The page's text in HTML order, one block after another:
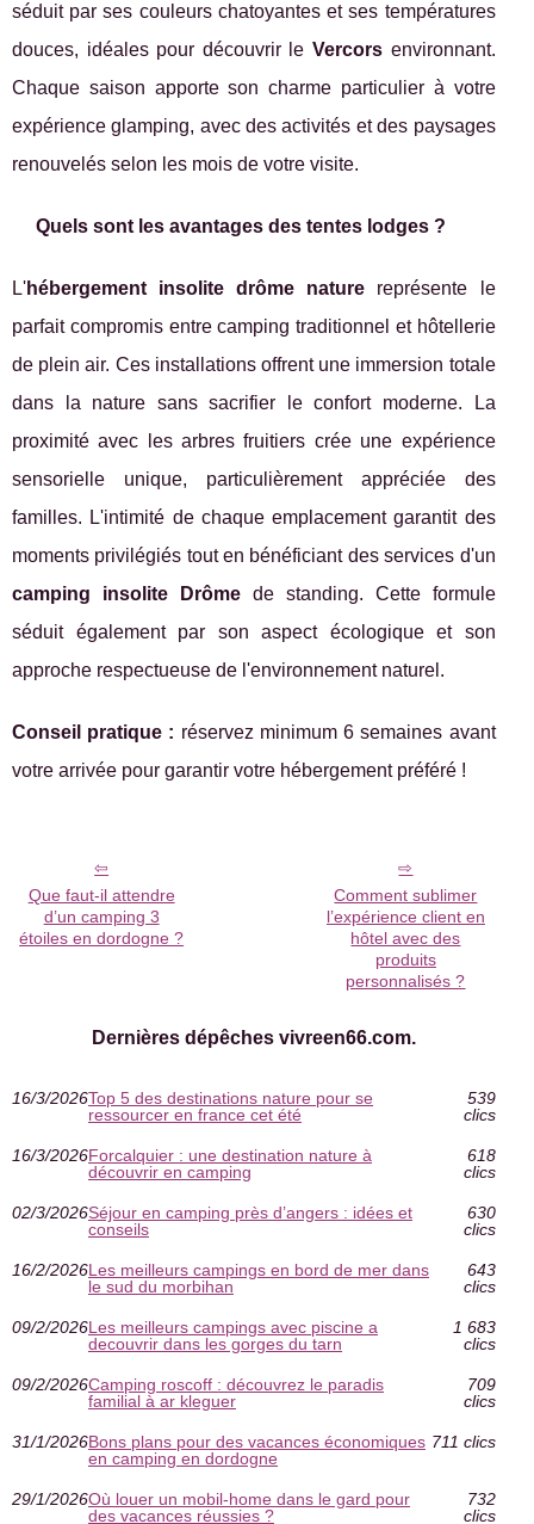
séduit par ses couleurs chatoyantes et ses températures
douces, idéales pour découvrir le Vercors environnant.
Chaque saison apporte son charme particulier à votre
expérience glamping, avec des activités et des paysages
renouvelés selon les mois de votre visite.
Quels sont les avantages des tentes lodges ?
L'hébergement insolite drôme nature représente le
parfait compromis entre camping traditionnel et hôtellerie
de plein air. Ces installations offrent une immersion totale
dans la nature sans sacrifier le confort moderne. La
proximité avec les arbres fruitiers crée une expérience
sensorielle unique, particulièrement appréciée des
familles. L'intimité de chaque emplacement garantit des
moments privilégiés tout en bénéficiant des services d'un
camping insolite Drômede standing. Cette formule
séduit également par son aspect écologique et son
approche respectueuse de l'environnement naturel.
Conseil pratique : réservez minimum 6 semaines avant
votre arrivée pour garantir votre hébergement préféré !
Que faut-il attendre
d’un camping 3
étoiles en dordogne ?
Comment sublimer
l’expérience client en
hôtel avec des
produits
personnalisés ?
Dernières dépêches vivreen66.com.
16/3/2026Top 5 des destinations nature pour se
ressourcer en france cet été
539
clics
16/3/2026Forcalquier : une destination nature à
découvrir en camping
618
clics
02/3/2026Séjour en camping près d’angers : idées et
conseils
630
clics
16/2/2026Les meilleurs campings en bord de mer dans
le sud du morbihan
643
clics
09/2/2026Les meilleurs campings avec piscine a
decouvrir dans les gorges du tarn
1 683
clics
09/2/2026Camping roscoff : découvrez le paradis
familial à ar kleguer
709
clics
31/1/2026Bons plans pour des vacances économiques
en camping en dordogne
711 clics
29/1/2026Où louer un mobil-home dans le gard pour
des vacances réussies ?
732
clics